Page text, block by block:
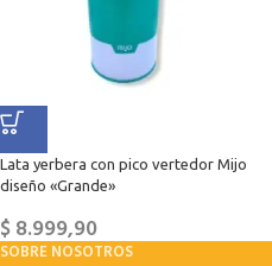
Lata yerbera con pico vertedor Mijo
diseño «Grande»
$8.999,90
SOBRE NOSOTROS